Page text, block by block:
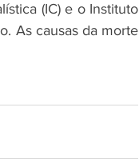
(IC) e o Instituto
As causas da morte